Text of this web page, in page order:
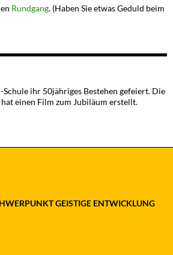
Rundgang. (Haben Sie etwas Geduld beim
ihr 50jähriges Bestehen gefeiert. Die
einen Film zum Jubiläum erstellt.
GEISTIGE ENTWICKLUNG